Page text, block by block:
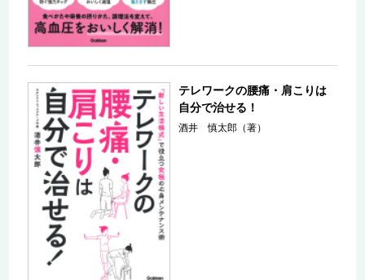
テレワークの腰痛・肩こりは
自分で治せる！
酒井 慎太郎（著）